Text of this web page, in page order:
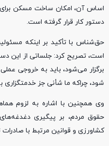
اساس آن، امکان ساخت مسکن
دستور کار قرار گرفته است.
حق‌شناس با تأکید بر اینکه
است، تصریح کرد: جلساتی از این
برگزار می‌شود، باید به خروجی
شود، چراکه ما شأنی جز خدمتگزاری
وی همچنین با اشاره به لزوم
حقوق مردم، بر پیگیری
کشاورزی و قوانین مرتبط با صادرات